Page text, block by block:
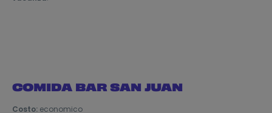
COMIDA BAR SAN JUAN
Costo: economico